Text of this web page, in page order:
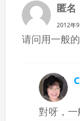
匿名
2012年
请问用一般
對呀，一